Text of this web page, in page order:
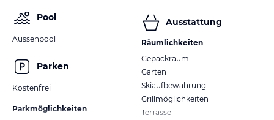
Pool
Aussenpool
Parken
Kostenfrei
Parkmöglichkeiten
Ausstattung
Räumlichkeiten
Gepäckraum
Garten
Skiaufbewahrung
Grillmöglichkeiten
Terrasse